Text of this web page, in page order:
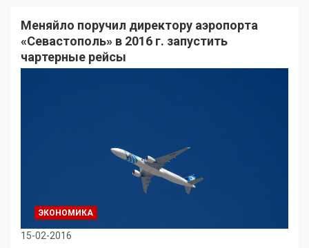
Меняйло поручил директору аэропорта
«Севастополь» в 2016 г. запустить
чартерные рейсы
ЭКОНОМИКА
15-02-2016